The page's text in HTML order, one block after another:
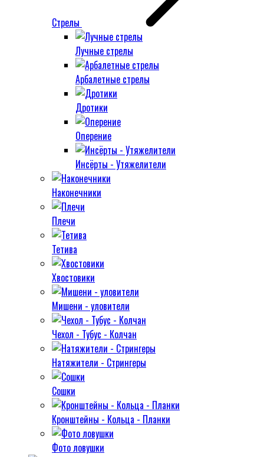
Стрелы
Лучные стрелы
Арбалетные стрелы
Дротики
Оперение
Инсёрты - Утяжелители
Наконечники
Плечи
Тетива
Хвостовики
Мишени - уловители
Чехол - Тубус - Колчан
Натяжители - Стрингеры
Сошки
Кронштейны - Кольца - Планки
Фото ловушки